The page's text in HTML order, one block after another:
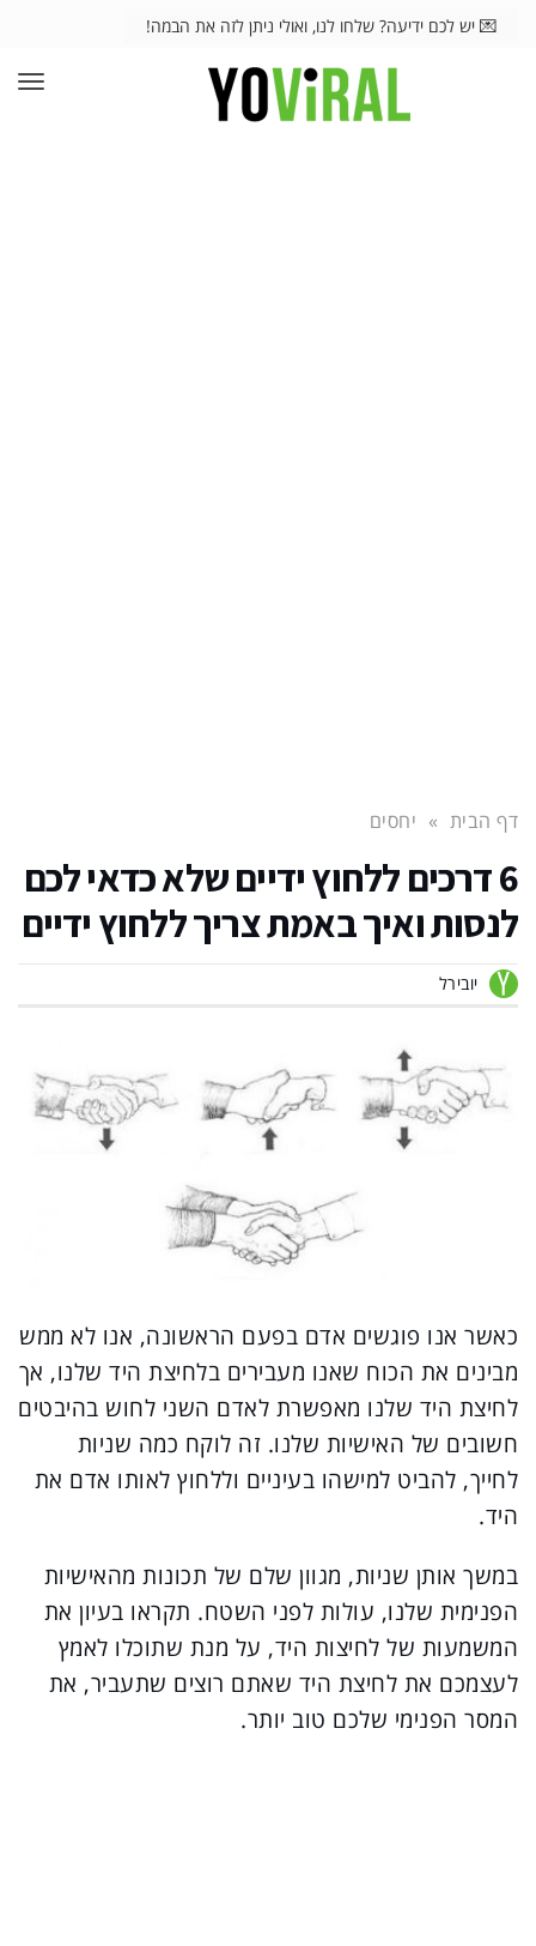
💌 יש לכם ידיעה? שלחו לנו, ואולי ניתן לזה את הבמה!
דף הבית » יחסים
6 דרכים ללחוץ ידיים שלא כדאי לכם
לנסות ואיך באמת צריך ללחוץ ידיים
יובירל
כאשר אנו פוגשים אדם בפעם הראשונה, אנו לא ממש
מבינים את הכוח שאנו מעבירים בלחיצת היד שלנו, אך
לחיצת היד שלנו מאפשרת לאדם השני לחוש בהיבטים
חשובים של האישיות שלנו. זה לוקח כמה שניות
לחייך, להביט למישהו בעיניים וללחוץ לאותו אדם את
היד.
במשך אותן שניות, מגוון שלם של תכונות מהאישיות
הפנימית שלנו, עולות לפני השטח. תקראו בעיון את
המשמעות של לחיצות היד, על מנת שתוכלו לאמץ
לעצמכם את לחיצת היד שאתם רוצים שתעביר, את
המסר הפנימי שלכם טוב יותר.